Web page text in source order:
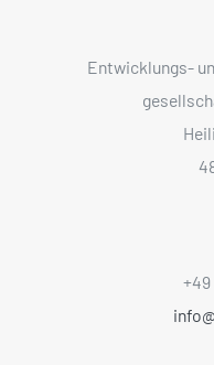
Entwicklungs-
+49